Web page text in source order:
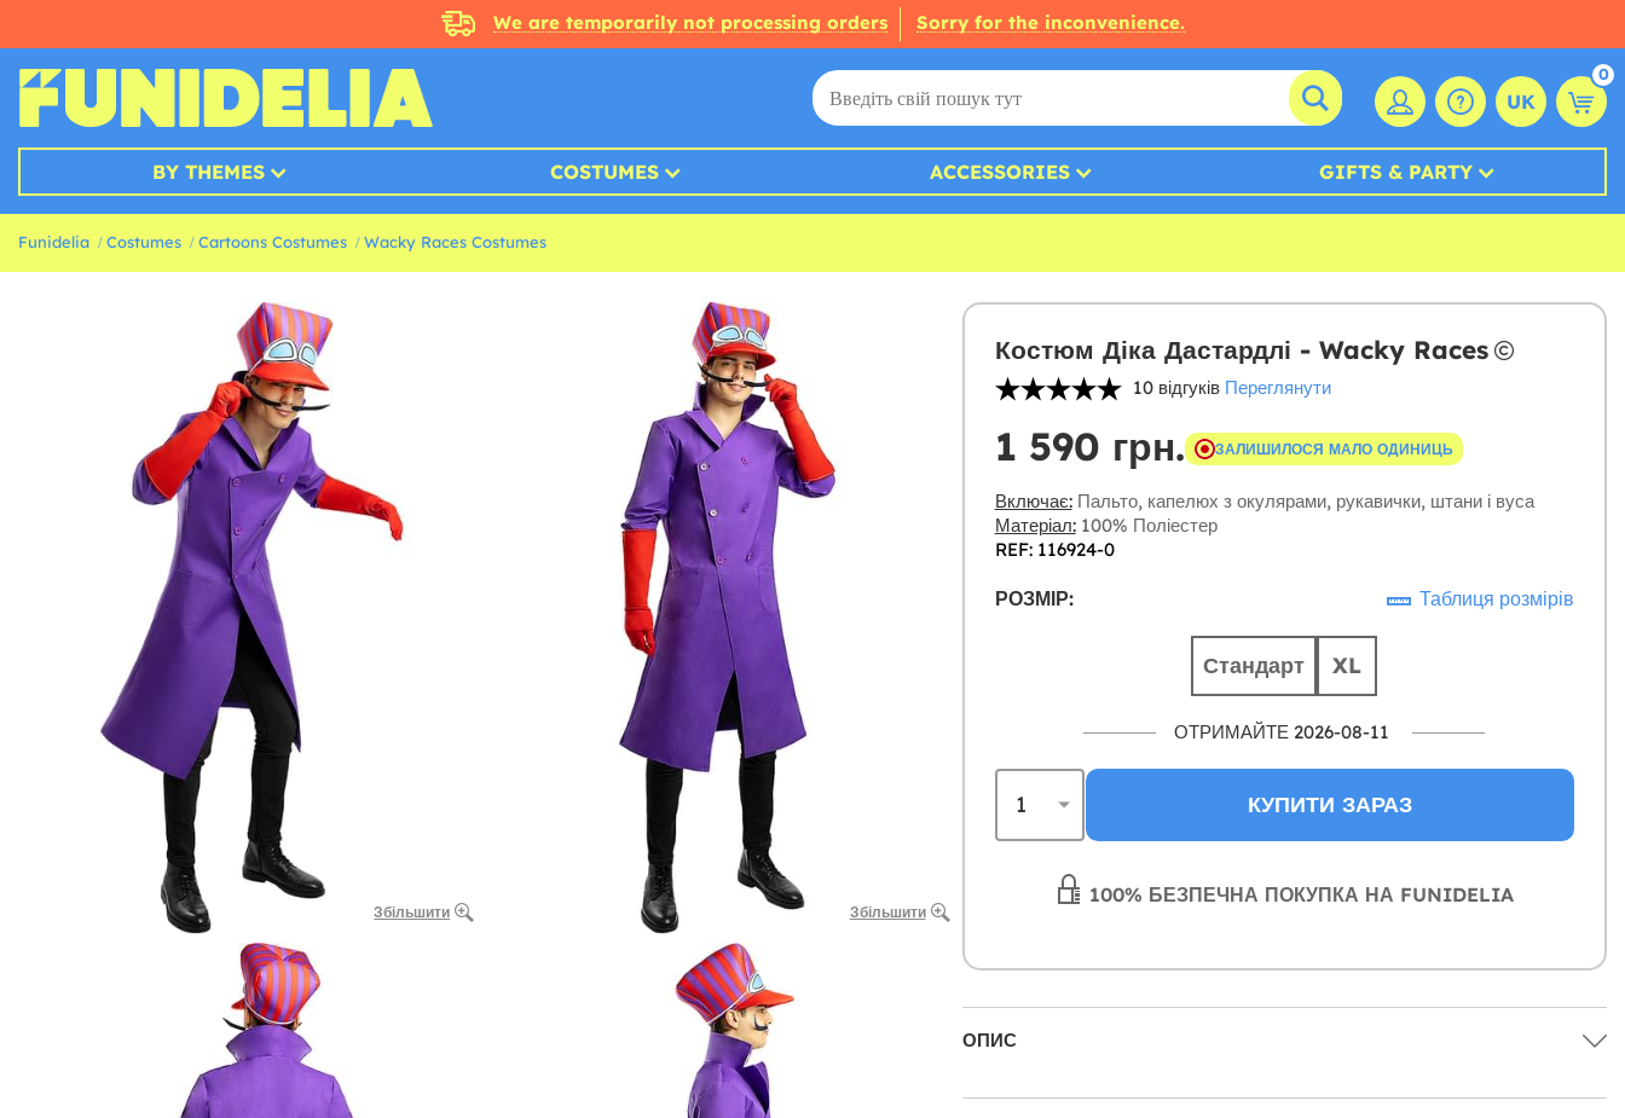
We are temporarily not processing orders Sorry for the inconvenience.
UK
0
BY THEMES COSTUMES ACCESSORIES GIFTS & PARTY
Funidelia Costumes Cartoons Costumes Wacky Races Costumes
Збільшити Збільшити
Костюм Діка Дастардлі - Wacky Races
10 відгуків Переглянути
1 590 грн. ЗАЛИШИЛОСЯ МАЛО ОДИНИЦЬ
Включає:Пальто, капелюх з окулярами, рукавички, штани і вуса
Матеріал:100% Поліестер
REF: 116924-0
РОЗМІР: Таблиця розмірів
Стандарт XL
ОТРИМАЙТЕ 2026-08-11
КУПИТИ ЗАРАЗ
100% БЕЗПЕЧНА ПОКУПКА НА FUNIDELIA
ОПИС